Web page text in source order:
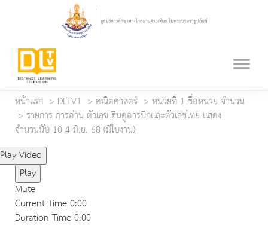
หน้าแรก DLTV1 คณิตศาสตร์
หน่วยที่ 1 ชื่อหน่วย จำนวน
รายการ การอ่าน ตัวเลข ฮินดูอารบิกและตัวเลขไทย แสดง
จำนวนนับ 10 4 มิ.ย. 68 (มีใบงาน)
Play Video
Play
Mute
Current Time0:00
Duration Time0:00